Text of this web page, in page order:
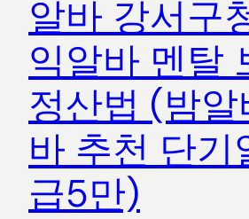
알바 강서구
익알바 멘탈
정산법 (밤
바 추천 단기
급5만)